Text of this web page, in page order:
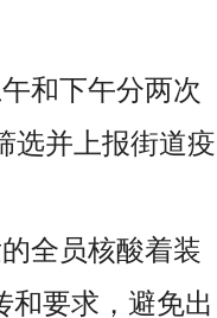
和下午分两次
选并上报街道疫
全员核酸着装
和要求，避免出